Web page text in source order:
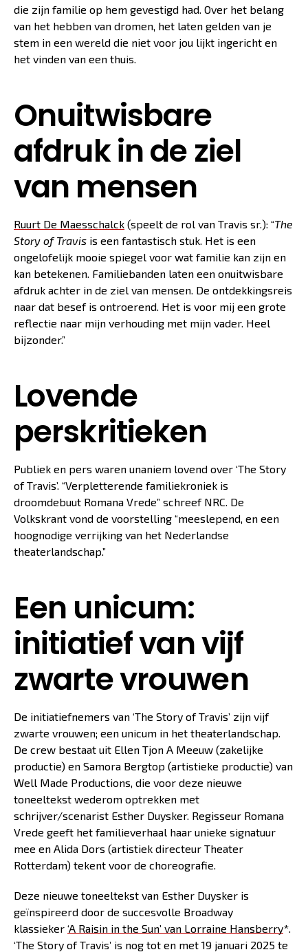
die zijn familie op hem gevestigd had. Over het belang
van het hebben van dromen, het laten gelden van je
stem in een wereld die niet voor jou lijkt ingericht en
het vinden van een thuis.
Onuitwisbare
afdruk in de ziel
van mensen
Ruurt De Maesschalck (speelt de rol van Travis sr.): “The
Story of Travis is een fantastisch stuk. Het is een
ongelofelijk mooie spiegel voor wat familie kan zijn en
kan betekenen. Familiebanden laten een onuitwisbare
afdruk achter in de ziel van mensen. De ontdekkingsreis
naar dat besef is ontroerend. Het is voor mij een grote
reflectie naar mijn verhouding met mijn vader. Heel
bijzonder.”
Lovende
perskritieken
Publiek en pers waren unaniem lovend over ‘The Story
of Travis’. “Verpletterende familiekroniek is
droomdebuut Romana Vrede” schreef NRC. De
Volkskrant vond de voorstelling “meeslepend, en een
hoognodige verrijking van het Nederlandse
theaterlandschap.”
Een unicum:
initiatief van vijf
zwarte vrouwen
De initiatiefnemers van ‘The Story of Travis’ zijn vijf
zwarte vrouwen; een unicum in het theaterlandschap.
De crew bestaat uit Ellen Tjon A Meeuw (zakelijke
productie) en Samora Bergtop (artistieke productie) van
Well Made Productions, die voor deze nieuwe
toneeltekst wederom optrekken met
schrijver/scenarist Esther Duysker. Regisseur Romana
Vrede geeft het familieverhaal haar unieke signatuur
mee en Alida Dors (artistiek directeur Theater
Rotterdam) tekent voor de choreografie.
Deze nieuwe toneeltekst van Esther Duysker is
geïnspireerd door de succesvolle Broadway
klassieker ‘A Raisin in the Sun’ van Lorraine Hansberry*.
‘The Story of Travis’ is nog tot en met 19 januari 2025 te